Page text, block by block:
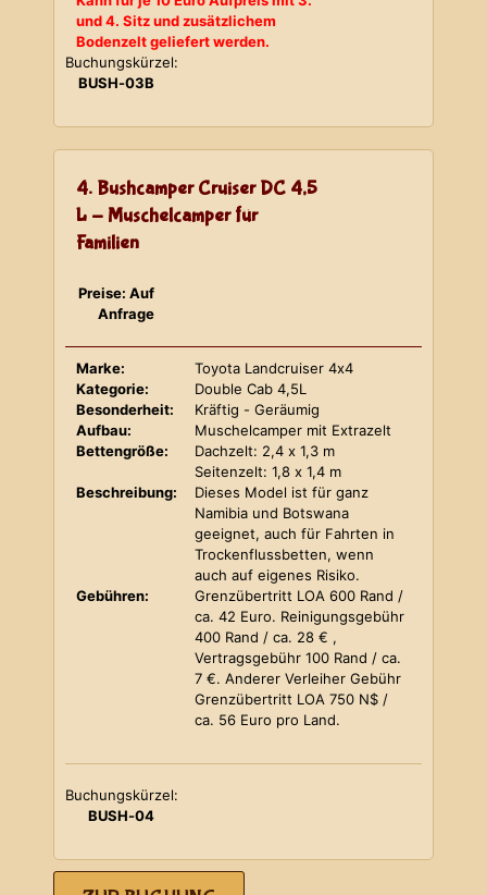
und 4. Sitz und zusätzlichem
Bodenzelt geliefert werden.
Buchungskürzel:
BUSH-03B
4. Bushcamper Cruiser DC 4,5
L - Muschelcamper für
Familien
Preise: Auf
Anfrage
Marke:
Toyota Landcruiser 4x4
Kategorie:
Double Cab 4,5L
Besonderheit:
Kräftig - Geräumig
Aufbau:
Muschelcamper mit Extrazelt
Bettengröße:
Dachzelt: 2,4 x 1,3 m
Seitenzelt: 1,8 x 1,4 m
Beschreibung:
Dieses Model ist für ganz
Namibia und Botswana
geeignet, auch für Fahrten in
Trockenflussbetten, wenn
auch auf eigenes Risiko.
Gebühren:
Grenzübertritt LOA 600 Rand /
ca. 42 Euro. Reinigungsgebühr
400 Rand / ca. 28 € ,
Vertragsgebühr 100 Rand / ca.
7 €. Anderer Verleiher Gebühr
Grenzübertritt LOA 750 N$ /
ca. 56 Euro pro Land.
Buchungskürzel:
BUSH-04